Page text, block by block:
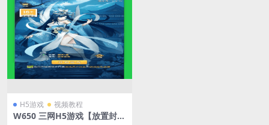
H5游戏 视频教程
W650 三网H5游戏【放置封神